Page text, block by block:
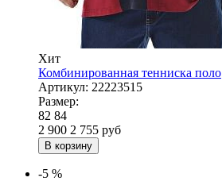
Хит
Комбинированная тенниска поло
Артикул: 22223515
Размер:
82 84
2 900 2 755 руб
В корзину
-5 %